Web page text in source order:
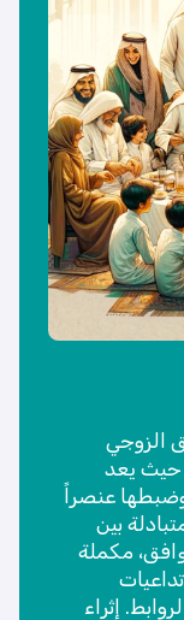
الزوجي
حيث يعد
عنصراً
بين
مكملة
إثراء